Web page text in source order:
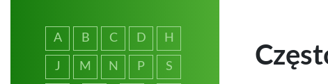
A B C D H
J M N P S